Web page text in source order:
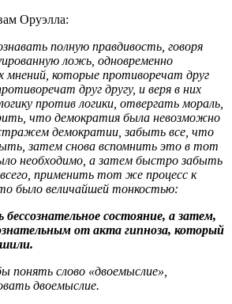
Оруэлла:
полную правдивость, говоря
ложь, одновременно
мнений, которые противоречат друг
друг другу, и веря в них
против логики, отвергать мораль,
что демократия была невозможно
демократии, забыть все, что
затем снова вспомнить это в тот
необходимо, а затем быстро забыть
применить тот же процесс к
было величайшей тонкостью:
бессознательное состояние, а затем,
от акта гипноза, который
понять слово «двоемыслие»,
двоемыслие.